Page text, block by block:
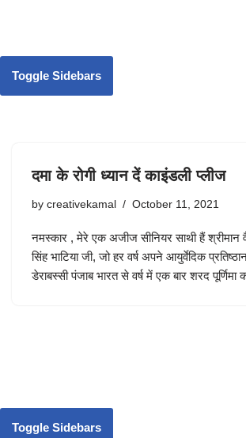
Toggle Sidebars
दमा के रोगी ध्यान दें काइंडली प्लीज
by creativekamal October 11, 2021
नमस्कार , मेरे एक अजीज सीनियर साथी हैं श्रीमान
सिंह भाटिया जी, जो हर वर्ष अपने आयुर्वेदिक
डेराबस्सी पंजाब भारत से वर्ष में एक बार शरद
Toggle Sidebars